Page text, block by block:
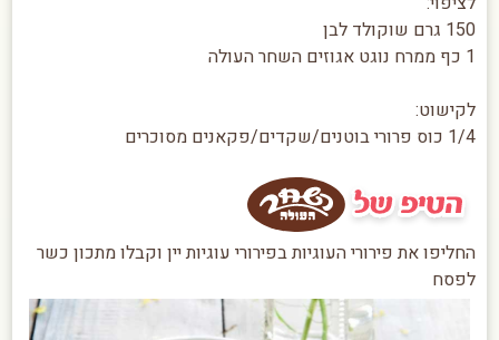
150 גרם שוקולד לבן
1 כף ממרח נוגט אגוזים השחר העולה
לקישוט:
1/4 כוס פרורי בוטנים/שקדים/פקאנים מסוכרים
החליפו את פירורי העוגיות בפירורי עוגיות יין וקבלו מתכון כשר
לפסח